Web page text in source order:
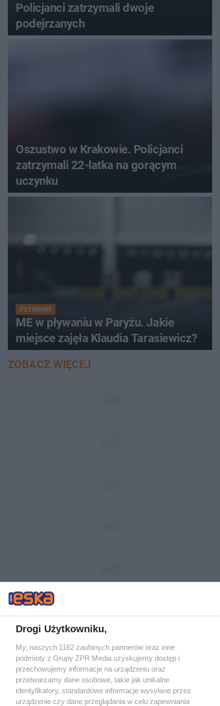
Policjanci zatrzymali dwoje
podejrzanych
Oszustwo w Krakowie. Policjanci
zatrzymali 22-latka na gorącym
uczynku
PŁYWANIE
ME w pływaniu w Paryżu. Jakie
miejsce zajęła Klaudia Tarasiewicz?
ZOBACZ WIĘCEJ
Żaden utwór zamieszczony w serwisie nie może być powielany i
rozpowszechniany lub dalej rozpowszechniany w jakikolwiek sposób (w
tym także elektroniczny lub mechaniczny) na jakimkolwiek polu
eksploatacji w jakiejkolwiek formie, włącznie z umieszczaniem w Internecie
bez pisemnej zgody właściciela praw. Jakiekolwiek użycie lub
wykorzystanie utworów w całości lub w części z naruszeniem prawa, tzn.
bez właściwej zgody, jest zabronione pod groźbą kary i może być ścigane
Drogi Użytkowniku,
My, naszych 1162 zaufanych partnerów oraz inne
podmioty z Grupy ZPR Media uzyskujemy dostęp i
przechowujemy informacje na urządzeniu oraz
przetwarzamy dane osobowe, takie jak unikalne
identyfikatory, standardowe informacje wysyłane przez
urządzenie czy dane przeglądania w celu zapewniania